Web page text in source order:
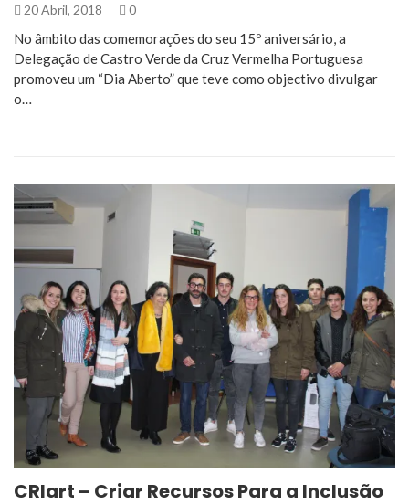
20 Abril, 2018 0
No âmbito das comemorações do seu 15º aniversário, a
Delegação de Castro Verde da Cruz Vermelha Portuguesa
promoveu um “Dia Aberto” que teve como objectivo divulgar
o…
CRIart – Criar Recursos Para a Inclusão